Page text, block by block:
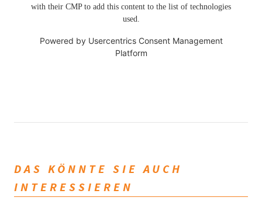
with their CMP to add this content to the list of technologies
used.
Powered by Usercentrics Consent Management
Platform
DAS KÖNNTE SIE AUCH
INTERESSIEREN